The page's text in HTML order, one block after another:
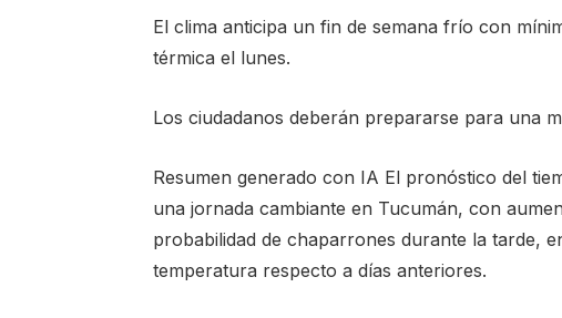
El clima anticipa un fin de semana frío con
térmica el lunes.
Los ciudadanos deberán prepararse para una
Resumen generado con IA El pronóstico del
una jornada cambiante en Tucumán, con
probabilidad de chaparrones durante la tarde,
temperatura respecto a días anteriores.